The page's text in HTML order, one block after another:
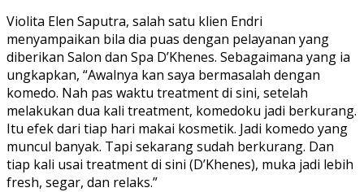
Violita Elen Saputra, salah satu klien Endri
menyampaikan bila dia puas dengan pelayanan yang
diberikan Salon dan Spa D’Khenes. Sebagaimana yang ia
ungkapkan, “Awalnya kan saya bermasalah dengan
komedo. Nah pas waktu treatment di sini, setelah
melakukan dua kali treatment, komedoku jadi berkurang.
Itu efek dari tiap hari makai kosmetik. Jadi komedo yang
muncul banyak. Tapi sekarang sudah berkurang. Dan
tiap kali usai treatment di sini (D’Khenes), muka jadi lebih
fresh, segar, dan relaks.”